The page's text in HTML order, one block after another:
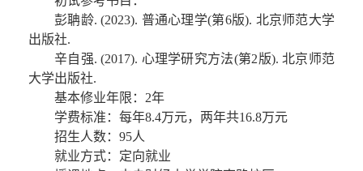
彭聃龄. (2023). 普通心理学(第6版). 北京师范大学
出版社.
辛自强. (2017). 心理学研究方法(第2版). 北京师范
大学出版社.
基本修业年限：2年
学费标准：每年8.4万元，两年共16.8万元
招生人数：95人
就业方式：定向就业